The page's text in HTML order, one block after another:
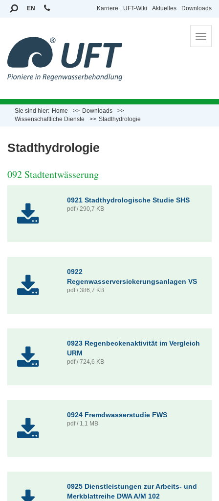
Karriere UFT-Wiki Aktuelles Downloads
EN
Sie sind hier: Home
Downloads
Wissenschaftliche Dienste
Stadthydrologie
Stadthydrologie
092 Stadtentwässerung
0921 Stadthydrologische Studie SHS
pdf / 290,7 KB
0922
Regenwasserversickerungsanlagen VS
pdf / 386,7 KB
0923 Regenbeckenaktivität im Vergleich
URM
pdf / 724,6 KB
0924 Fremdwasserstudie FWS
pdf / 1,1 MB
0925 Dienstleistungen zur Arbeits- und
Merkblattreihe DWA A/M 102